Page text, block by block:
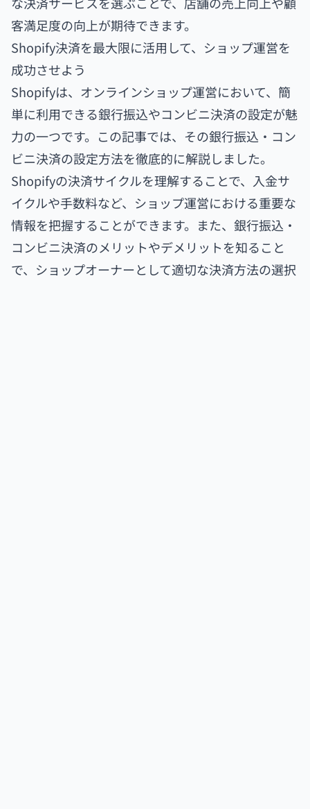
客満足度の向上が期待できます。
Shopify決済を最大限に活用して、ショップ運営を
成功させよう
Shopifyは、オンラインショップ運営において、簡
単に利用できる銀行振込やコンビニ決済の設定が魅
力の一つです。この記事では、その銀行振込・コン
ビニ決済の設定方法を徹底的に解説しました。
Shopifyの決済サイクルを理解することで、入金サ
イクルや手数料など、ショップ運営における重要な
情報を把握することができます。また、銀行振込・
コンビニ決済のメリットやデメリットを知ること
で、ショップオーナーとして適切な決済方法の選択